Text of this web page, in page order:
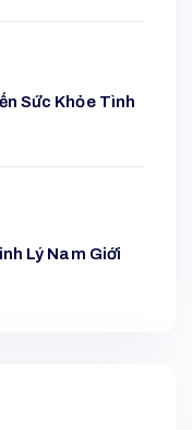
Sức Khỏe Tình
Lý Nam Giới